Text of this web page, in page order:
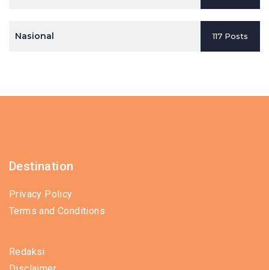
Nasional 117 Posts
Destination
Privacy Policy
Terms and Conditions
Redaksi